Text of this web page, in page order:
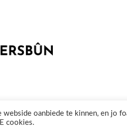
/©2020
oanbiede te kinnen, en jo
cookies.